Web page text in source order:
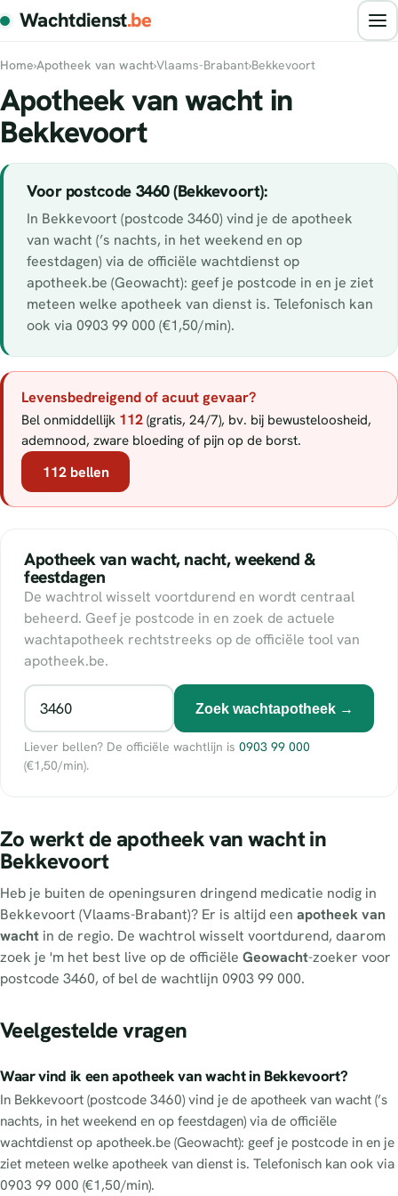
Wachtdienst.be
Home›Apotheek van wacht›Vlaams-Brabant›Bekkevoort
Apotheek van wacht in
Bekkevoort
Voor postcode 3460 (Bekkevoort):
In Bekkevoort (postcode 3460) vind je de apotheek
van wacht (’s nachts, in het weekend en op
feestdagen) via de officiële wachtdienst op
apotheek.be (Geowacht): geef je postcode in en je ziet
meteen welke apotheek van dienst is. Telefonisch kan
ook via 0903 99 000 (€1,50/min).
Levensbedreigend of acuut gevaar?
Bel onmiddellijk 112 (gratis, 24/7), bv. bij bewusteloosheid,
ademnood, zware bloeding of pijn op de borst.
112 bellen
Apotheek van wacht, nacht, weekend &
feestdagen
De wachtrol wisselt voortdurend en wordt centraal
beheerd. Geef je postcode in en zoek de actuele
wachtapotheek rechtstreeks op de officiële tool van
apotheek.be.
Zoek wachtapotheek →
Liever bellen? De officiële wachtlijn is 0903 99 000
(€1,50/min).
Zo werkt de apotheek van wacht in
Bekkevoort
Heb je buiten de openingsuren dringend medicatie nodig in
Bekkevoort (Vlaams-Brabant)? Er is altijd een apotheek van
wacht in de regio. De wachtrol wisselt voortdurend, daarom
zoek je 'm het best live op de officiële Geowacht-zoeker voor
postcode 3460, of bel de wachtlijn 0903 99 000.
Veelgestelde vragen
Waar vind ik een apotheek van wacht in Bekkevoort?
In Bekkevoort (postcode 3460) vind je de apotheek van wacht (’s
nachts, in het weekend en op feestdagen) via de officiële
wachtdienst op apotheek.be (Geowacht): geef je postcode in en je
ziet meteen welke apotheek van dienst is. Telefonisch kan ook via
0903 99 000 (€1,50/min).